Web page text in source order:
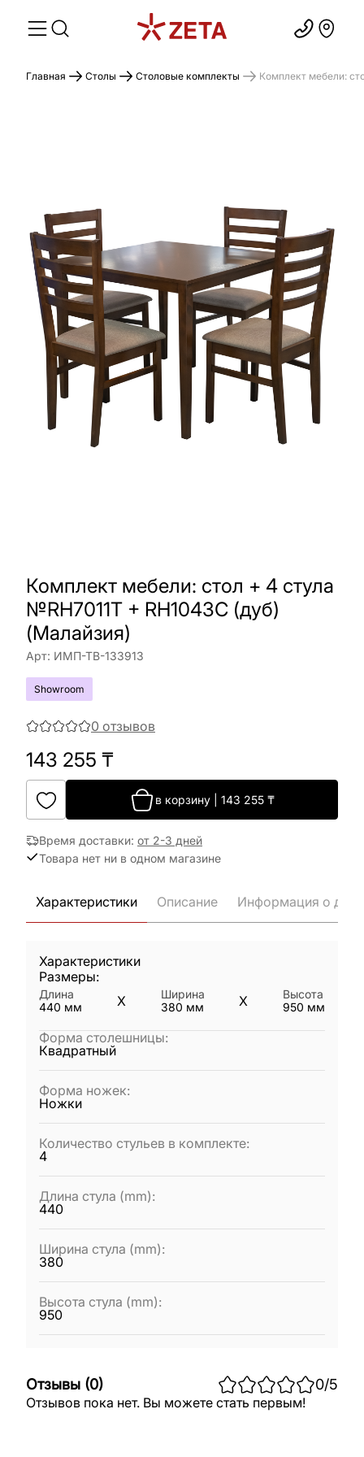
Главная Столы Столовые комплекты Комплект мебели:
Комплект мебели: стол + 4 стула
№RH7011T + RH1043C (дуб)
(Малайзия)
Арт: ИМП-ТВ-133913
Showroom
0 отзывов
143 255 ₸
в корзину 143 255 ₸
Время доставки: от 2-3 дней
Товара нет ни в одном магазине
Характеристики Описание Информация о
Характеристики
Размеры:
Длина
440 мм X
Ширина
380 мм X
Высота
950 мм
Форма столешницы:
Квадратный
Форма ножек:
Ножки
Количество стульев в комплекте:
4
Длина стула (mm):
440
Ширина стула (mm):
380
Высота стула (mm):
950
Отзывы (0) 0/5
Отзывов пока нет. Вы можете стать первым!